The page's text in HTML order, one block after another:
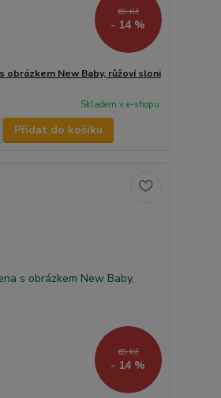
69 Kč
- 14 %
obrázkem New Baby, růžoví sloni
Skladem v e-shopu
Přidat do košíku
69 Kč
- 14 %